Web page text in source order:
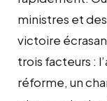
ministres et
victoire
trois facteurs :
réforme, un